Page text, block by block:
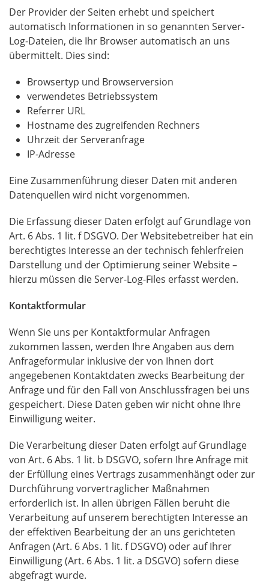
Der Provider der Seiten erhebt und speichert
automatisch Informationen in so genannten Server-
Log-Dateien, die Ihr Browser automatisch an uns
übermittelt. Dies sind:
Browsertyp und Browserversion
verwendetes Betriebssystem
Referrer URL
Hostname des zugreifenden Rechners
Uhrzeit der Serveranfrage
IP-Adresse
Eine Zusammenführung dieser Daten mit anderen
Datenquellen wird nicht vorgenommen.
Die Erfassung dieser Daten erfolgt auf Grundlage von
Art. 6 Abs. 1 lit. fDSGVO. Der Websitebetreiber hat ein
berechtigtes Interesse an der technisch fehlerfreien
Darstellung und der Optimierung seiner Website –
hierzu müssen die Server-Log-Files erfasst werden.
Kontaktformular
Wenn Sie uns per Kontaktformular Anfragen
zukommen lassen, werden Ihre Angaben aus dem
Anfrageformular inklusive der von Ihnen dort
angegebenen Kontaktdaten zwecks Bearbeitung der
Anfrage und für den Fall von Anschlussfragen bei uns
gespeichert. Diese Daten geben wir nicht ohne Ihre
Einwilligung weiter.
Die Verarbeitung dieser Daten erfolgt auf Grundlage
von Art. 6 Abs. 1 lit. b DSGVO, sofern Ihre Anfrage mit
der Erfüllung eines Vertrags zusammenhängt oder zur
Durchführung vorvertraglicher Maßnahmen
erforderlich ist. In allen übrigen Fällen beruht die
Verarbeitung auf unserem berechtigten Interesse an
der effektiven Bearbeitung der an uns gerichteten
Anfragen (Art. 6 Abs. 1 lit. fDSGVO) oder auf Ihrer
Einwilligung (Art. 6 Abs. 1 lit. a DSGVO) sofern diese
abgefragt wurde.